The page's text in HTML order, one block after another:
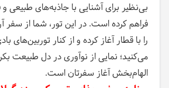
بی‌نظیر برای آشنایی با جاذبه‌های طبیعی
فراهم کرده است. در این تور، شما از
را با قطار آغاز کرده و از کنار توربین‌های
می‌کنید؛ نمایی از نوآوری در دل طبیعت
الهام‌بخش آغاز سفرتان است.